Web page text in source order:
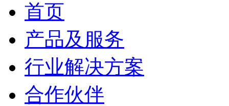
首页
产品及服务
行业解决方案
合作伙伴